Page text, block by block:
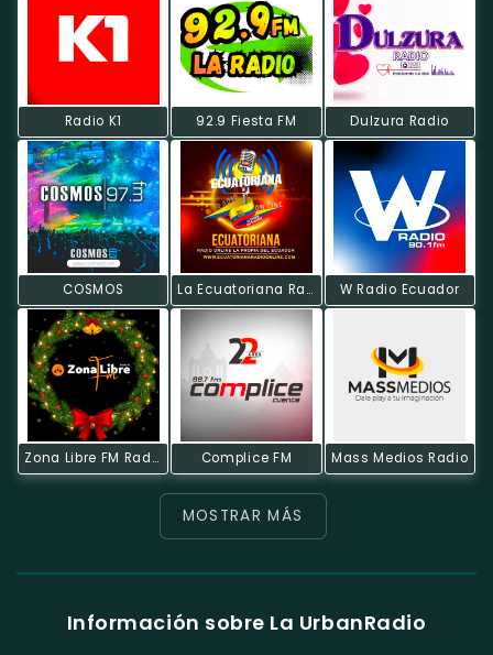
Radio K1 92.9 Fiesta FM Dulzura Radio
COSMOS La Ecuatoriana Radio On Line W Radio Ecuador
Zona Libre FM Radio Tv Complice FM Mass Medios Radio
MOSTRAR MÁS
Información sobre La UrbanRadio